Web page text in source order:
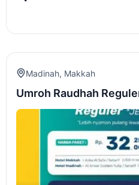
Madinah, Makkah
Umroh Raudhah